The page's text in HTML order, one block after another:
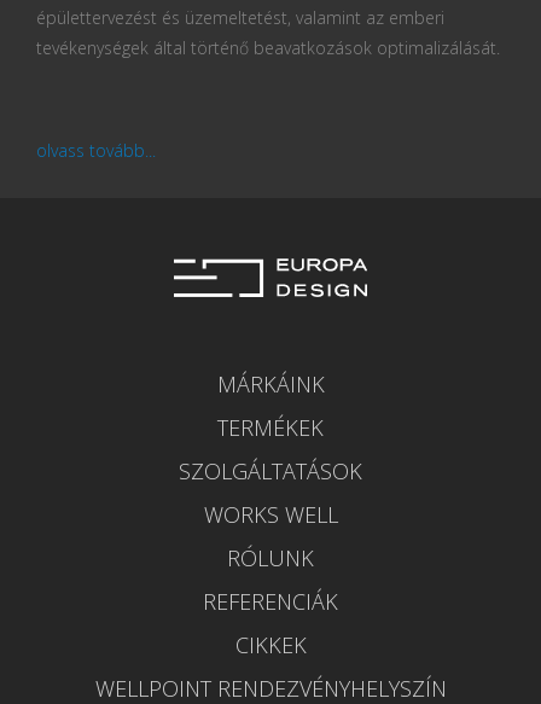
épülettervezést és üzemeltetést, valamint az emberi
tevékenységek által történő beavatkozások optimalizálását.
olvass tovább...
MÁRKÁINK
TERMÉKEK
SZOLGÁLTATÁSOK
WORKS WELL
RÓLUNK
REFERENCIÁK
CIKKEK
WELLPOINT RENDEZVÉNYHELYSZÍN